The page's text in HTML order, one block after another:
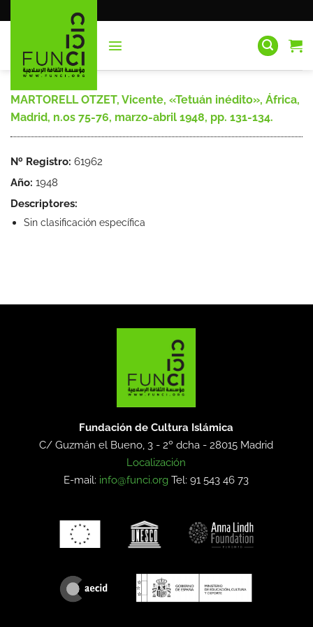
al
MARTORELL OTZET, Vicente, «Tetuán inédito», África,
Madrid, n.os 75-76, marzo-abril 1948, pp. 131-134.
Nº Registro: 61962
Año: 1948
Descriptores:
Sin clasificación específica
Fundación de Cultura Islámica
C/ Guzmán el Bueno, 3 - 2º dcha -28015 Madrid
Localización
E-mail: info@funci.org Tel: 91 543 46 73